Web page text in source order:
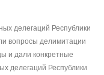
делегаций Республики
вопросы делимитации
и дали конкретные
делегаций Республики